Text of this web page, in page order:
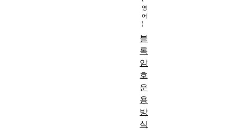
블
록
암
호
운
용
방
식